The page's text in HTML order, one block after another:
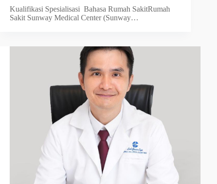
Kualifikasi Spesialisasi Bahasa Rumah SakitRumah
Sakit Sunway Medical Center (Sunway…